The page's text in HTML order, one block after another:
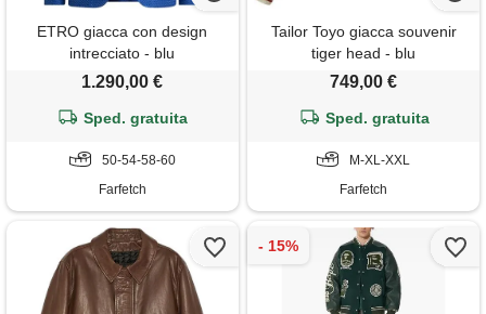
ETRO giacca con design
intrecciato - blu
1.290,00 €
Sped. gratuita
50-54-58-60
Farfetch
Tailor Toyo giacca souvenir
tiger head - blu
749,00 €
Sped. gratuita
M-XL-XXL
Farfetch